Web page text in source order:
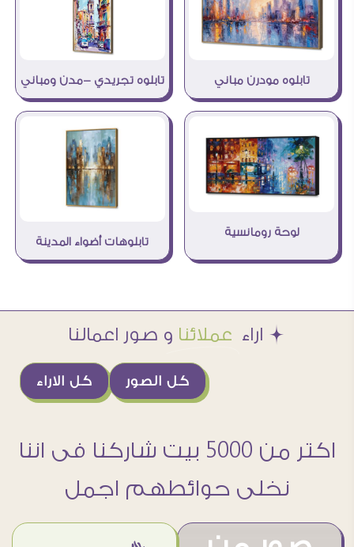
تابلوه مودرن مباني تابلوه تجريدي -مدن ومباني
لوحة رومانسية
تابلوهات أضواء المدينة
Æ اراء عملائنا و صور اعمالنا
كل الاراء كل الصور
اكتر من 5000 بيت شاركنا فى اننا
نخلى حوائطهم اجمل